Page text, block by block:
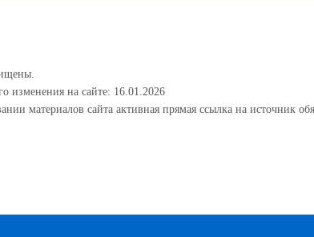
изменения на сайте: 16.01.2026
материалов сайта активная прямая ссылка на источник